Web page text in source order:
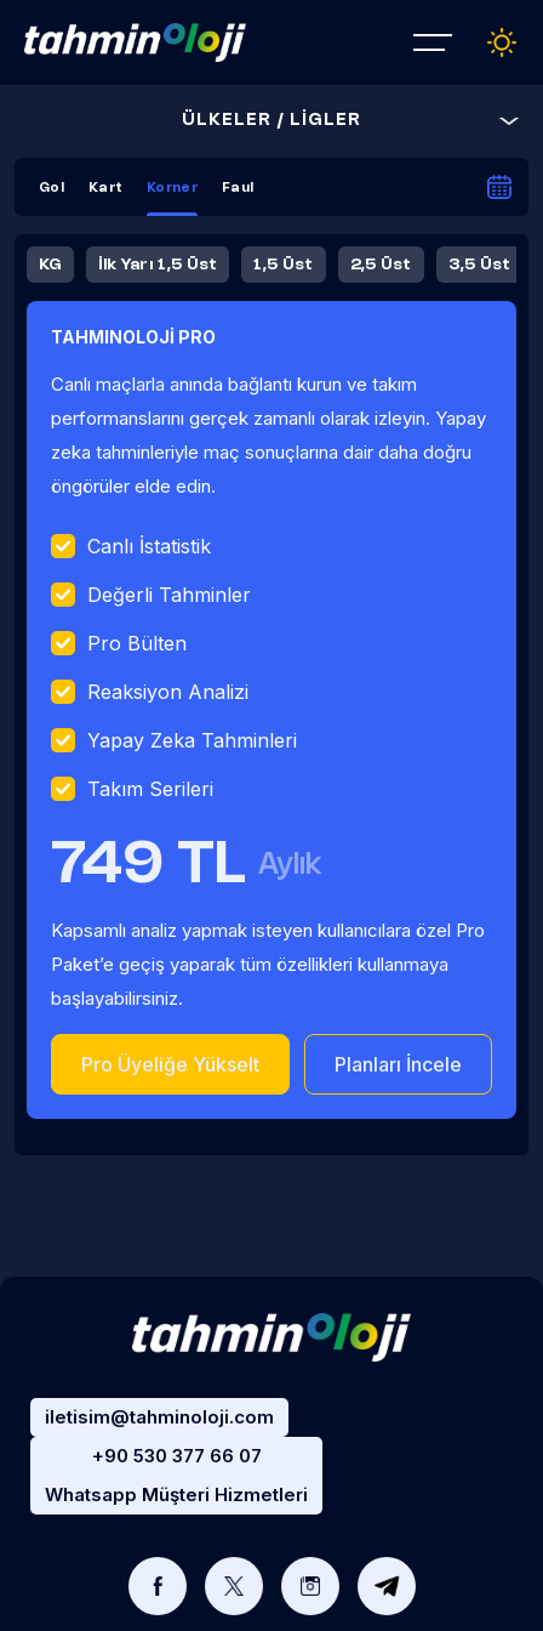
ÜLKELER / LİGLER
Gol Kart Korner Faul
KG İlk Yarı 1,5 Üst 1,5 Üst 2,5 Üst 3,5 Üst
Fauller Ortalama
TAHMINOLOJİ PRO
Canlı maçlarla anında bağlantı kurun ve takım
performanslarını gerçek zamanlı olarak izleyin. Yapay
zeka tahminleriyle maç sonuçlarına dair daha doğru
öngörüler elde edin.
Canlı İstatistik
Değerli Tahminler
Pro Bülten
Reaksiyon Analizi
Yapay Zeka Tahminleri
Takım Serileri
749 TL Aylık
Kapsamlı analiz yapmak isteyen kullanıcılara özel Pro
Paket’e geçiş yaparak tüm özellikleri kullanmaya
başlayabilirsiniz.
Pro Üyeliğe Yükselt Planları İncele
iletisim@tahminoloji.com
+90 530 377 66 07
Whatsapp Müşteri Hizmetleri